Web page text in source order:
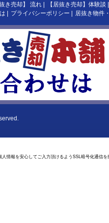
抜き売却】 流れ 【居抜き売却】体験談
プライバシーポリシー 居抜き物件
人情報を安心してご入力頂けるようSSL暗号化通信